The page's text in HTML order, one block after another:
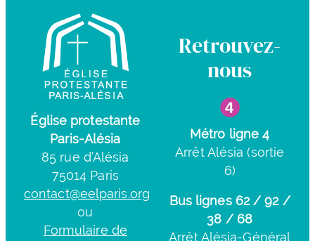
Église protestante
Paris-Alésia
85 rue d’Alésia
75014 Paris
contact@eelparis.org
ou
Formulaire de
Retrouvez-
nous
Métro ligne 4
Arrêt Alésia (sortie
6)
Bus lignes 62 / 92 /
38 / 68
Arrêt Alésia-Général